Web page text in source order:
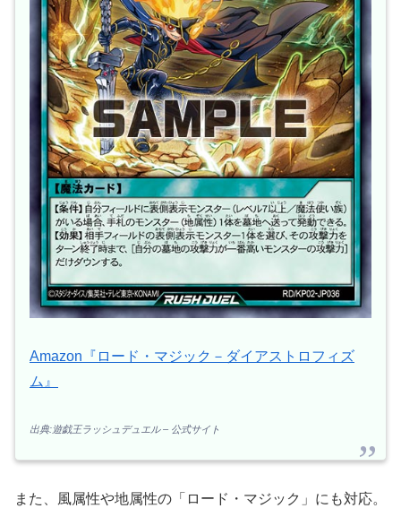
Amazon『ロード・マジック－ダイアストロフィズ
ム』
出典:遊戯王ラッシュデュエル – 公式サイト
また、風属性や地属性の「ロード・マジック」にも対応。